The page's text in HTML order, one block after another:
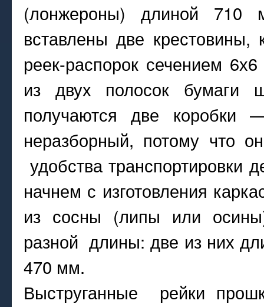
(лонжероны) длиной
вставлены две крестовины,
реек-распорок сечением
из двух полосок бумаги
получаются две
неразборный, потому что
удобства транспортировки
начнем с изготовления
из сосны (липы или
разной длины: две из них
470 мм.
Выструганные рейки